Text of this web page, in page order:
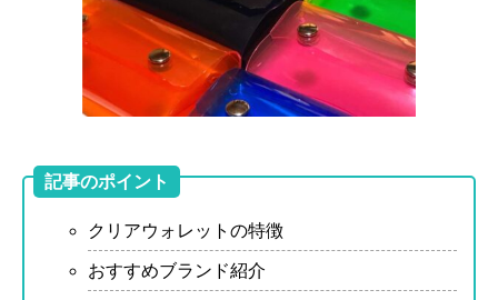
記事のポイント
クリアウォレットの特徴
おすすめブランド紹介